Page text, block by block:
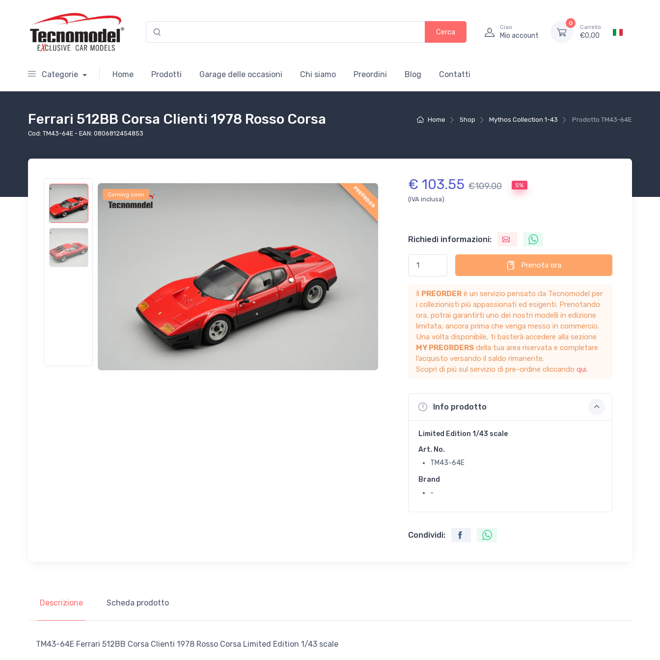
Cerca
Ciao
Mio account
0
Carrello
€0,00
Categorie Home Prodotti Garage delle occasioni Chi siamo Preordini Blog Contatti
Home Shop Mythos Collection 1-43 Prodotto TM43-64E
Ferrari 512BB Corsa Clienti 1978 Rosso Corsa
Cod: TM43-64E - EAN: 0806812454853
Coming soon PREORDER
€ 103.55 €109.00 5%
(IVA inclusa)
Richiedi informazioni:
Prenota ora
Il PREORDERè un servizio pensato da Tecnomodel per
i collezionisti più appassionati ed esigenti. Prenotando
ora, potrai garantirti uno dei nostri modelli in edizione
limitata, ancora prima che venga messo in commercio.
Una volta disponibile, ti basterà accedere alla sezione
MY PREORDERSdella tua area riservata e completare
l’acquisto versando il saldo rimanente.
Scopri di più sul servizio di pre-ordine cliccando qui.
Info prodotto
Limited Edition 1/43 scale
Art. No.
TM43-64E
Brand
-
Condividi:
Descrizione Scheda prodotto
TM43-64E Ferrari 512BB Corsa Clienti 1978 Rosso Corsa Limited Edition 1/43 scale